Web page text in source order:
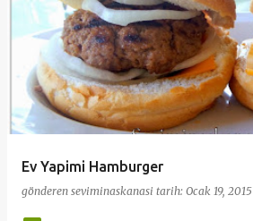
Ev Yapimi Hamburger
gönderen seviminaskanasi tarih: Ocak 19, 2015